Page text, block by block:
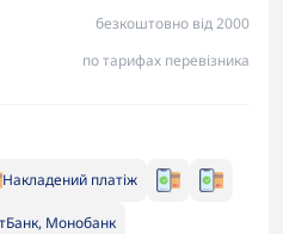
безкоштовно від 2000
по тарифах перевізника
Накладений платіж
Монобанк